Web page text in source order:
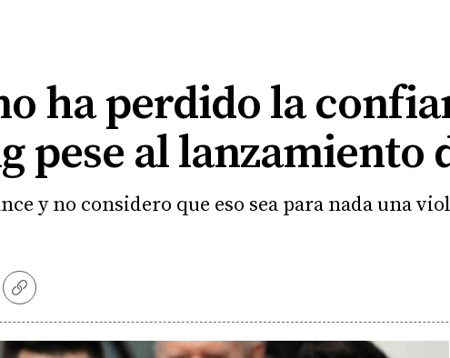
ha perdido la
pese al lanzamiento
y no considero que eso sea para nada una
Copiar